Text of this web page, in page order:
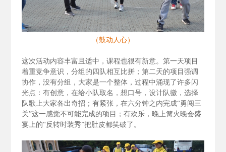
（鼓动人心）
这次活动内容丰富且适中，课程也很有新意。第一天项目
着重竞争意识，分组的四队相互比拼；第二天的项目强调
协作，没有分组，大家是一个整体，过程中涌现了许多闪
光点：有创意，在给小队取名，想口号，设计队徽，选择
队歌上大家各出奇招；有紧张，在六分钟之内完成“勇闯三
关”这一感觉不可能完成的项目；有欢乐，晚上篝火晚会盛
宴上的“反转时装秀”把肚皮都笑破了。